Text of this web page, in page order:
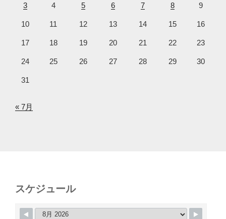
3 4 5 6 7 8 9
10 11 12 13 14 15 16
17 18 19 20 21 22 23
24 25 26 27 28 29 30
31
« 7月
スケジュール